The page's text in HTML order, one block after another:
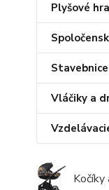
Plyšové
Stavebnice
Vláčiky a
Kočíky